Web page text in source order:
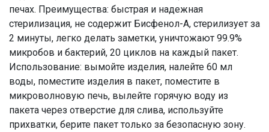
печах. Преимущества: быстрая и надежная
стерилизация, не содержит Бисфенол-А, стерилизует за
2 минуты, легко делать заметки, уничтожают 99.9%
микробов и бактерий, 20 циклов на каждый пакет.
Использование: вымойте изделия, налейте 60 мл
воды, поместите изделия в пакет, поместите в
микроволновую печь, вылейте горячую воду из
пакета через отверстие для слива, используйте
прихватки, берите пакет только за безопасную зону.